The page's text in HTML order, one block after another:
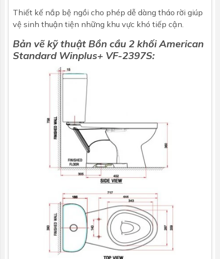
Chức năng rửa
rửa đại tiện
dòng nước dùng cho chức năng đại tiện.
0,35 - 1,8L/phút
Lượng nước
Tay gạt điều chỉnh áp lực phun rửa của
dòng nước dùng cho chức năng Bidet
dành riêng cho phụ nữ. 0,35 - 1,8L/phút
Thiết kế nắp bệ ngồi cho phép dễ dàng tháo rời giúp
vệ sinh thuận tiện những khu vực khó tiếp cận.
Bản vẽ kỹ thuật Bồn cầu 2 khối American
Standard Winplus+ VF-2397S: